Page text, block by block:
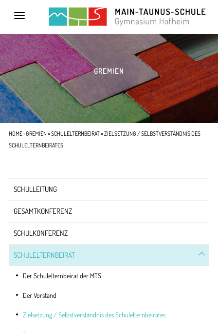
Toggle
GREMIEN
HOME›GREMIEN »SCHULELTERNBEIRAT» ZIELSETZUNG / SELBSTVERSTÄNDNIS DES
SCHULELTERNBEIRATES
SCHULLEITUNG
GESAMTKONFERENZ
SCHULKONFERENZ
SCHULELTERNBEIRAT
Der Schulelternbeirat der MTS
Der Vorstand
Zielsetzung / Selbstverständnis des Schulelternbeirates